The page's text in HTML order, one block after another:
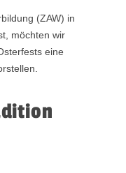
(ZAW) in
möchten wir
eine